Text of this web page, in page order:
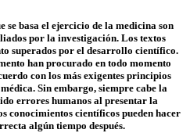
se basa el ejercicio de la medicina son
por la investigación. Los textos
superados por el desarrollo científico.
han procurado en todo momento
con los más exigentes principios
Sin embargo, siempre cabe la
errores humanos al presentar la
conocimientos científicos pueden hacer
algún tiempo después.